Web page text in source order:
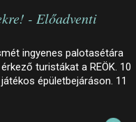
- Előadventi
ingyenes palotasétára
turistákat a REÖK. 10
épületbejáráson. 11